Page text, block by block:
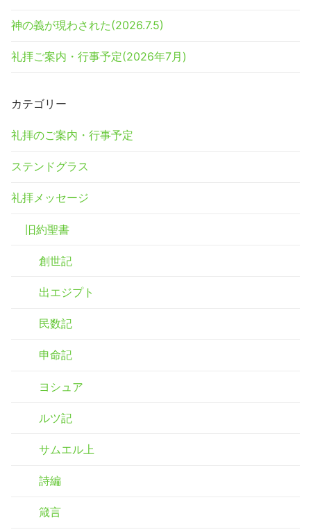
神の義が現わされた(2026.7.5)
礼拝ご案内・行事予定(2026年7月)
カテゴリー
礼拝のご案内・行事予定
ステンドグラス
礼拝メッセージ
旧約聖書
創世記
出エジプト
民数記
申命記
ヨシュア
ルツ記
サムエル上
詩編
箴言